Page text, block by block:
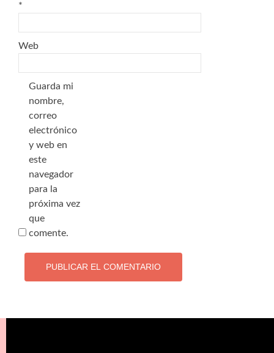
*
Web
Guarda mi
nombre,
correo
electrónico
y web en
este
navegador
para la
próxima vez
que
comente.